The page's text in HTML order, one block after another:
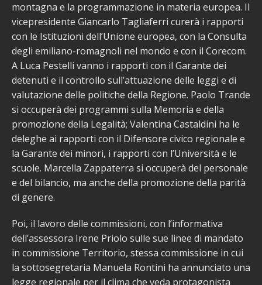
montagna e la programmazione in materia europea. Il
vicepresidente Giancarlo Tagliaferri curerà i rapporti
con le Istituzioni dell’Unione europea, con la Consulta
degli emiliano-romagnoli nel mondo e con il Corecom.
A Luca Pestelli vanno i rapporti con il Garante dei
detenuti e il controllo sull’attuazione delle leggi e di
valutazione delle politiche della Regione. Paolo Trande
si occuperà dei programmi sulla Memoria e della
promozione della Legalità; Valentina Castaldini ha le
deleghe ai rapporti con il Difensore civico regionale e
la Garante dei minori, i rapporti con l’Università e le
scuole. Marcella Zappaterra si occuperà del personale
e del bilancio, ma anche della promozione della parità
di genere.
Poi, il lavoro delle commissioni, con l’informativa
dell’assessora Irene Priolo sulle sue linee di mandato
in commissione Territorio, stessa commissione in cui
la sottosegretaria Manuela Rontini ha annunciato una
legge regionale per il clima che veda protagonista